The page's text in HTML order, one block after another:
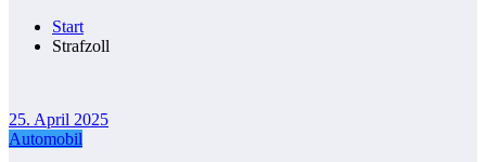
Start
Strafzoll
25. April 2025
Automobil